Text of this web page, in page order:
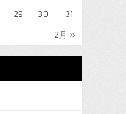
2月 »
29 30 31